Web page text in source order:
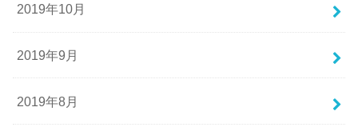
2019年10月
2019年9月
2019年8月